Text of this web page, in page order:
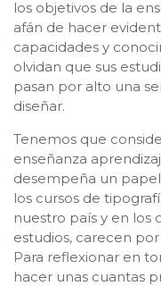
los objetivos de la
afán de hacer
capacidades y
olvidan que sus
pasan por alto una
diseñar.
Tenemos que
enseñanza
desempeña un
los cursos de
nuestro país y en los
estudios, carecen
Para reflexionar en
hacer unas cuantas